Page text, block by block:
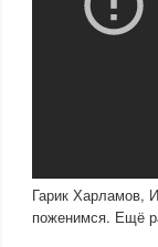
Гарик Харламов,
поженимся. Ещё